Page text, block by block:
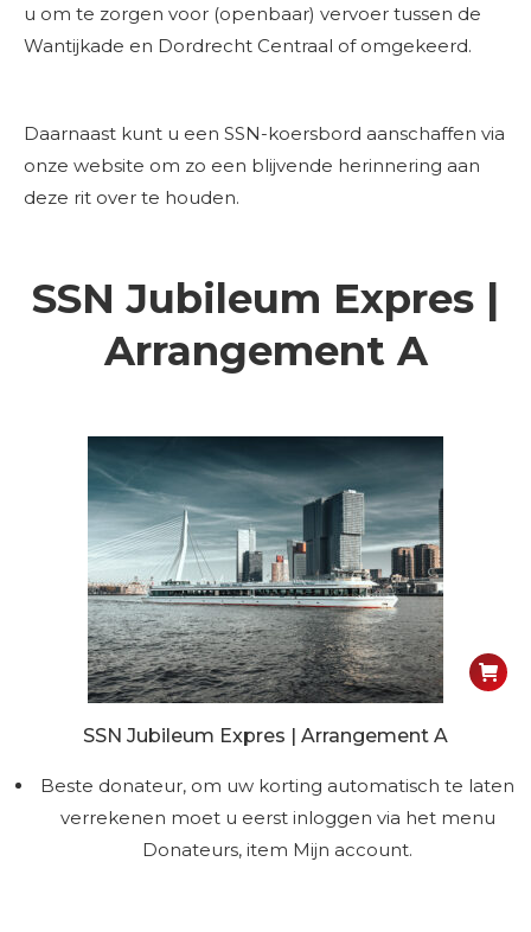
u om te zorgen voor (openbaar) vervoer tussen de
Wantijkade en Dordrecht Centraal of omgekeerd.
Daarnaast kunt u een SSN-koersbord aanschaffen via
onze website om zo een blijvende herinnering aan
deze rit over te houden.
SSN Jubileum Expres |
Arrangement A
SSN Jubileum Expres | Arrangement A
Beste donateur, om uw korting automatisch te laten
verrekenen moet u eerst inloggen via het menu
Donateurs, item Mijn account.